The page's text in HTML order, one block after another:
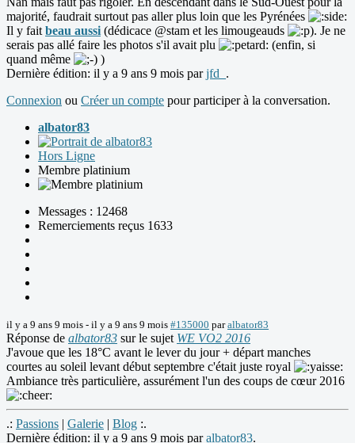
majorité, faudrait surtout pas aller plus loin que les Pyrénées
Il y fait beau aussi (dédicace @stam et les limougeauds
). Je ne
serais pas allé faire les photos s'il avait plu
(enfin, si
quand même
)
Dernière édition: il y a 9 ans 9 mois parjfd_ .
Connexion ou Créer un compte pour participer à la conversation.
albator83
Hors Ligne
Membre platinium
Messages : 12468
Remerciements reçus 1633
il y a 9 ans 9 mois - il y a 9 ans 9 mois #135000 paralbator83
Réponse de albator83 sur le sujet WE VO2 2016
J'avoue que les 18°C avant le lever du jour + départ manches
courtes au soleil levant début septembre c'était juste royal
Ambiance très particulière, assurément l'un des coups de cœur 2016
.: Passions | Galerie | Blog :.
Dernière édition: il y a 9 ans 9 mois paralbator83.